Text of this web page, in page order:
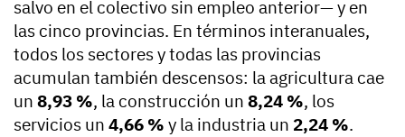
salvo en el colectivo sin empleo anterior— y en
las cinco provincias. En términos interanuales,
todos los sectores y todas las provincias
acumulan también descensos: la agricultura cae
un 8,93 %, la construcción un 8,24 %, los
servicios un 4,66 % y la industria un 2,24 %.